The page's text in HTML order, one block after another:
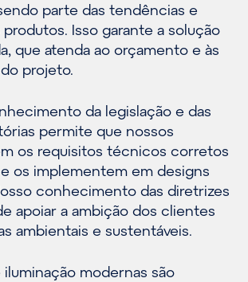
parte das tendências e
Isso garante a solução
que atenda ao orçamento e às
projeto.
da legislação e das
permite que nossos
os requisitos técnicos corretos
os implementem em designs
conhecimento das diretrizes
apoiar a ambição dos clientes
ambientais e sustentáveis.
modernas são